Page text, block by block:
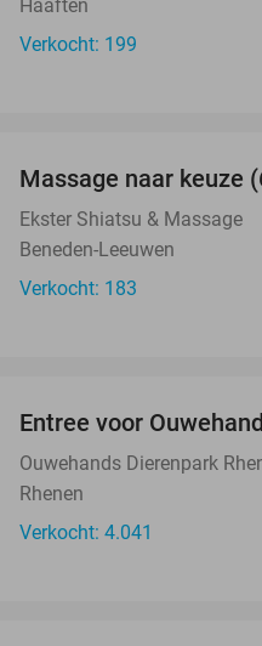
Haaften
Verkocht: 199
Massage naar keuze
Ekster Shiatsu & Massage
Beneden-Leeuwen
Verkocht: 183
Entree voor
Ouwehands Dierenpark
Rhenen
Verkocht: 4.041